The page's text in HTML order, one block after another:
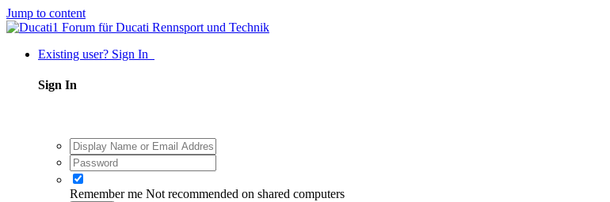
Jump to content
Existing user? Sign In
Sign In
Remember me Not recommended on shared computers